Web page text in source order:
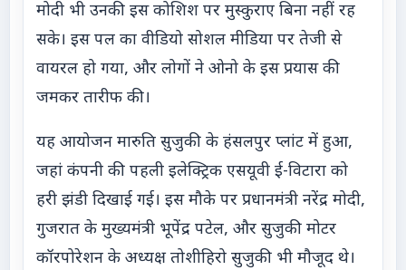
मोदी भी उनकी इस कोशिश पर मुस्कुराए बिना नहीं रह
सके। इस पल का वीडियो सोशल मीडिया पर तेजी से
वायरल हो गया, और लोगों ने ओनो के इस प्रयास की
जमकर तारीफ की।
यह आयोजन मारुति सुजुकी के हंसलपुर प्लांट में हुआ,
जहां कंपनी की पहली इलेक्ट्रिक एसयूवी ई-विटारा को
हरी झंडी दिखाई गई। इस मौके पर प्रधानमंत्री नरेंद्र मोदी,
गुजरात के मुख्यमंत्री भूपेंद्र पटेल, और सुजुकी मोटर
कॉरपोरेशन के अध्यक्ष तोशीहिरो सुजुकी भी मौजूद थे।